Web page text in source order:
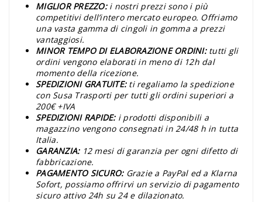
MIGLIOR PREZZO: i nostri prezzi sono i più
competitivi dell’intero mercato europeo. Offriamo
una vasta gamma di cingoli in gomma a prezzi
vantaggiosi.
MINOR TEMPO DI ELABORAZIONE ORDINI: tutti gli
ordini vengono elaborati in meno di 12h dal
momento della ricezione.
SPEDIZIONI GRATUITE: ti regaliamo la spedizione
con Susa Trasporti per tutti gli ordini superiori a
200€ +IVA
SPEDIZIONI RAPIDE: i prodotti disponibili a
magazzino vengono consegnati in 24/48 h in tutta
Italia.
GARANZIA: 12 mesi di garanzia per ogni difetto di
fabbricazione.
PAGAMENTO SICURO: Grazie a PayPal ed a Klarna
Sofort, possiamo offrirvi un servizio di pagamento
sicuro attivo 24h su 24 e dilazionato.